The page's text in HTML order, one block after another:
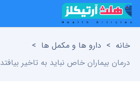
خانه > دارو ها و مکمل ها >
درمان بیماران خاص نباید به تاخیر بیافتد